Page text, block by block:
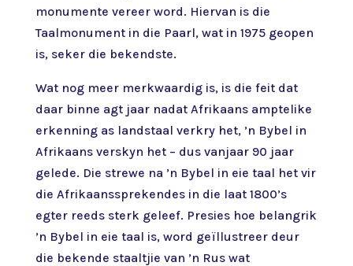
monumente vereer word. Hiervan is die
Taalmonument in die Paarl, wat in 1975 geopen
is, seker die bekendste.
Wat nog meer merkwaardig is, is die feit dat
daar binne agt jaar nadat Afrikaans amptelike
erkenning as landstaal verkry het, ’n Bybel in
Afrikaans verskyn het – dus vanjaar 90 jaar
gelede. Die strewe na ’n Bybel in eie taal het vir
die Afrikaanssprekendes in die laat 1800’s
egter reeds sterk geleef. Presies hoe belangrik
’n Bybel in eie taal is, word geïllustreer deur
die bekende staaltjie van ’n Rus wat